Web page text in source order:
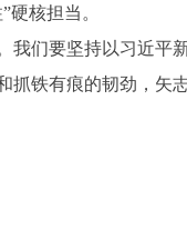
硬核担当。
我们要坚持以习近平
抓铁有痕的韧劲，矢